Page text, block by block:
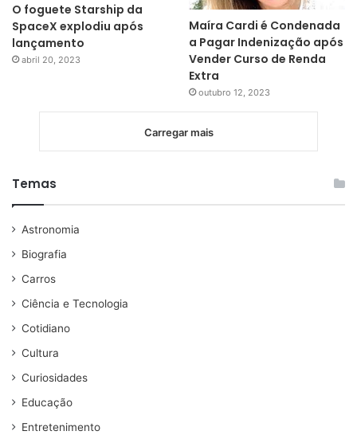
O foguete Starship da
SpaceX explodiu após
lançamento
abril 20, 2023
Maíra Cardi é Condenada
a Pagar Indenização após
Vender Curso de Renda
Extra
outubro 12, 2023
Carregar mais
Temas
Astronomia
Biografia
Carros
Ciência e Tecnologia
Cotidiano
Cultura
Curiosidades
Educação
Entretenimento